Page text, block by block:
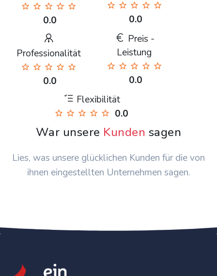
0.0 0.0
Professionalität
0.0
Preis -
Leistung
0.0
Flexibilität
0.0
War unsere Kunden sagen
Lies, was unsere glücklichen Kunden für die von
ihnen eingestellten Unternehmen sagen.